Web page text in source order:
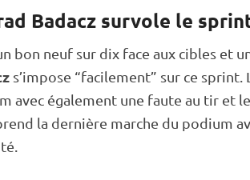
Badacz survole le
bon neuf sur dix face aux cibles et
s’impose “facilement” sur ce sprint
avec également une faute au tir et
la dernière marche du podium